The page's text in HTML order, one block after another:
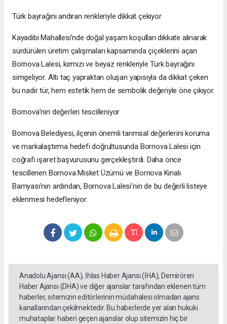
Türk bayrağını andıran renkleriyle dikkat çekiyor
Kayadibi Mahallesi’nde doğal yaşam koşulları dikkate alınarak
sürdürülen üretim çalışmaları kapsamında çiçeklerini açan
Bornova Lalesi, kırmızı ve beyaz renkleriyle Türk bayrağını
simgeliyor. Altı taç yapraktan oluşan yapısıyla da dikkat çeken
bu nadir tür, hem estetik hem de sembolik değeriyle öne çıkıyor.
Bornova’nın değerleri tescilleniyor
Bornova Belediyesi, ilçenin önemli tarımsal değerlerini koruma
ve markalaştırma hedefi doğrultusunda Bornova Lalesi için
coğrafi işaret başvurusunu gerçekleştirdi. Daha önce
tescillenen Bornova Misket Üzümü ve Bornova Kınalı
Bamyası’nın ardından, Bornova Lalesi’nin de bu değerli listeye
eklenmesi hedefleniyor.
Anadolu Ajansı (AA), İhlas Haber Ajansı (İHA), Demirören
Haber Ajansı (DHA) ve diğer ajanslar tarafından eklenen tüm
haberler, sitemizin editörlerinin müdahalesi olmadan ajans
kanallarından çekilmektedir. Bu haberlerde yer alan hukuki
muhataplar haberi geçen ajanslar olup sitemizin hiç bir